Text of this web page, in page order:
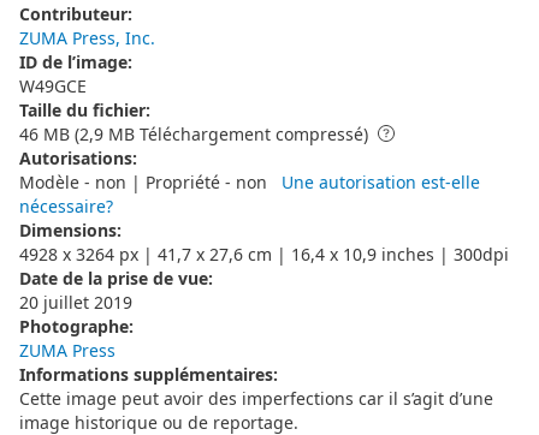
Contributeur:
ZUMA Press, Inc.
ID de l’image:
W49GCE
Taille du fichier:
46 MB (2,9 MB Téléchargement compressé)
Autorisations:
Modèle - non | Propriété - non
Une autorisation est-elle
nécessaire?
Dimensions:
4928 x 3264 px | 41,7 x 27,6 cm | 16,4 x 10,9 inches | 300dpi
Date de la prise de vue:
20 juillet 2019
Photographe:
ZUMA Press
Informations supplémentaires:
Cette image peut avoir des imperfections car il s’agit d’une
image historique ou de reportage.